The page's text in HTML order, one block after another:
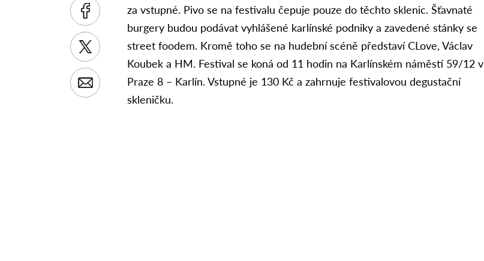
za vstupné. Pivo se na festivalu čepuje pouze do těchto sklenic. Šťavnaté
burgery budou podávat vyhlášené karlínské podniky a zavedené stánky se
street foodem. Kromě toho se na hudební scéně představí CLove, Václav
Koubek a HM. Festival se koná od 11 hodin na Karlínském náměstí 59/12 v
Praze 8 – Karlín. Vstupné je 130 Kč a zahrnuje festivalovou degustační
skleničku.